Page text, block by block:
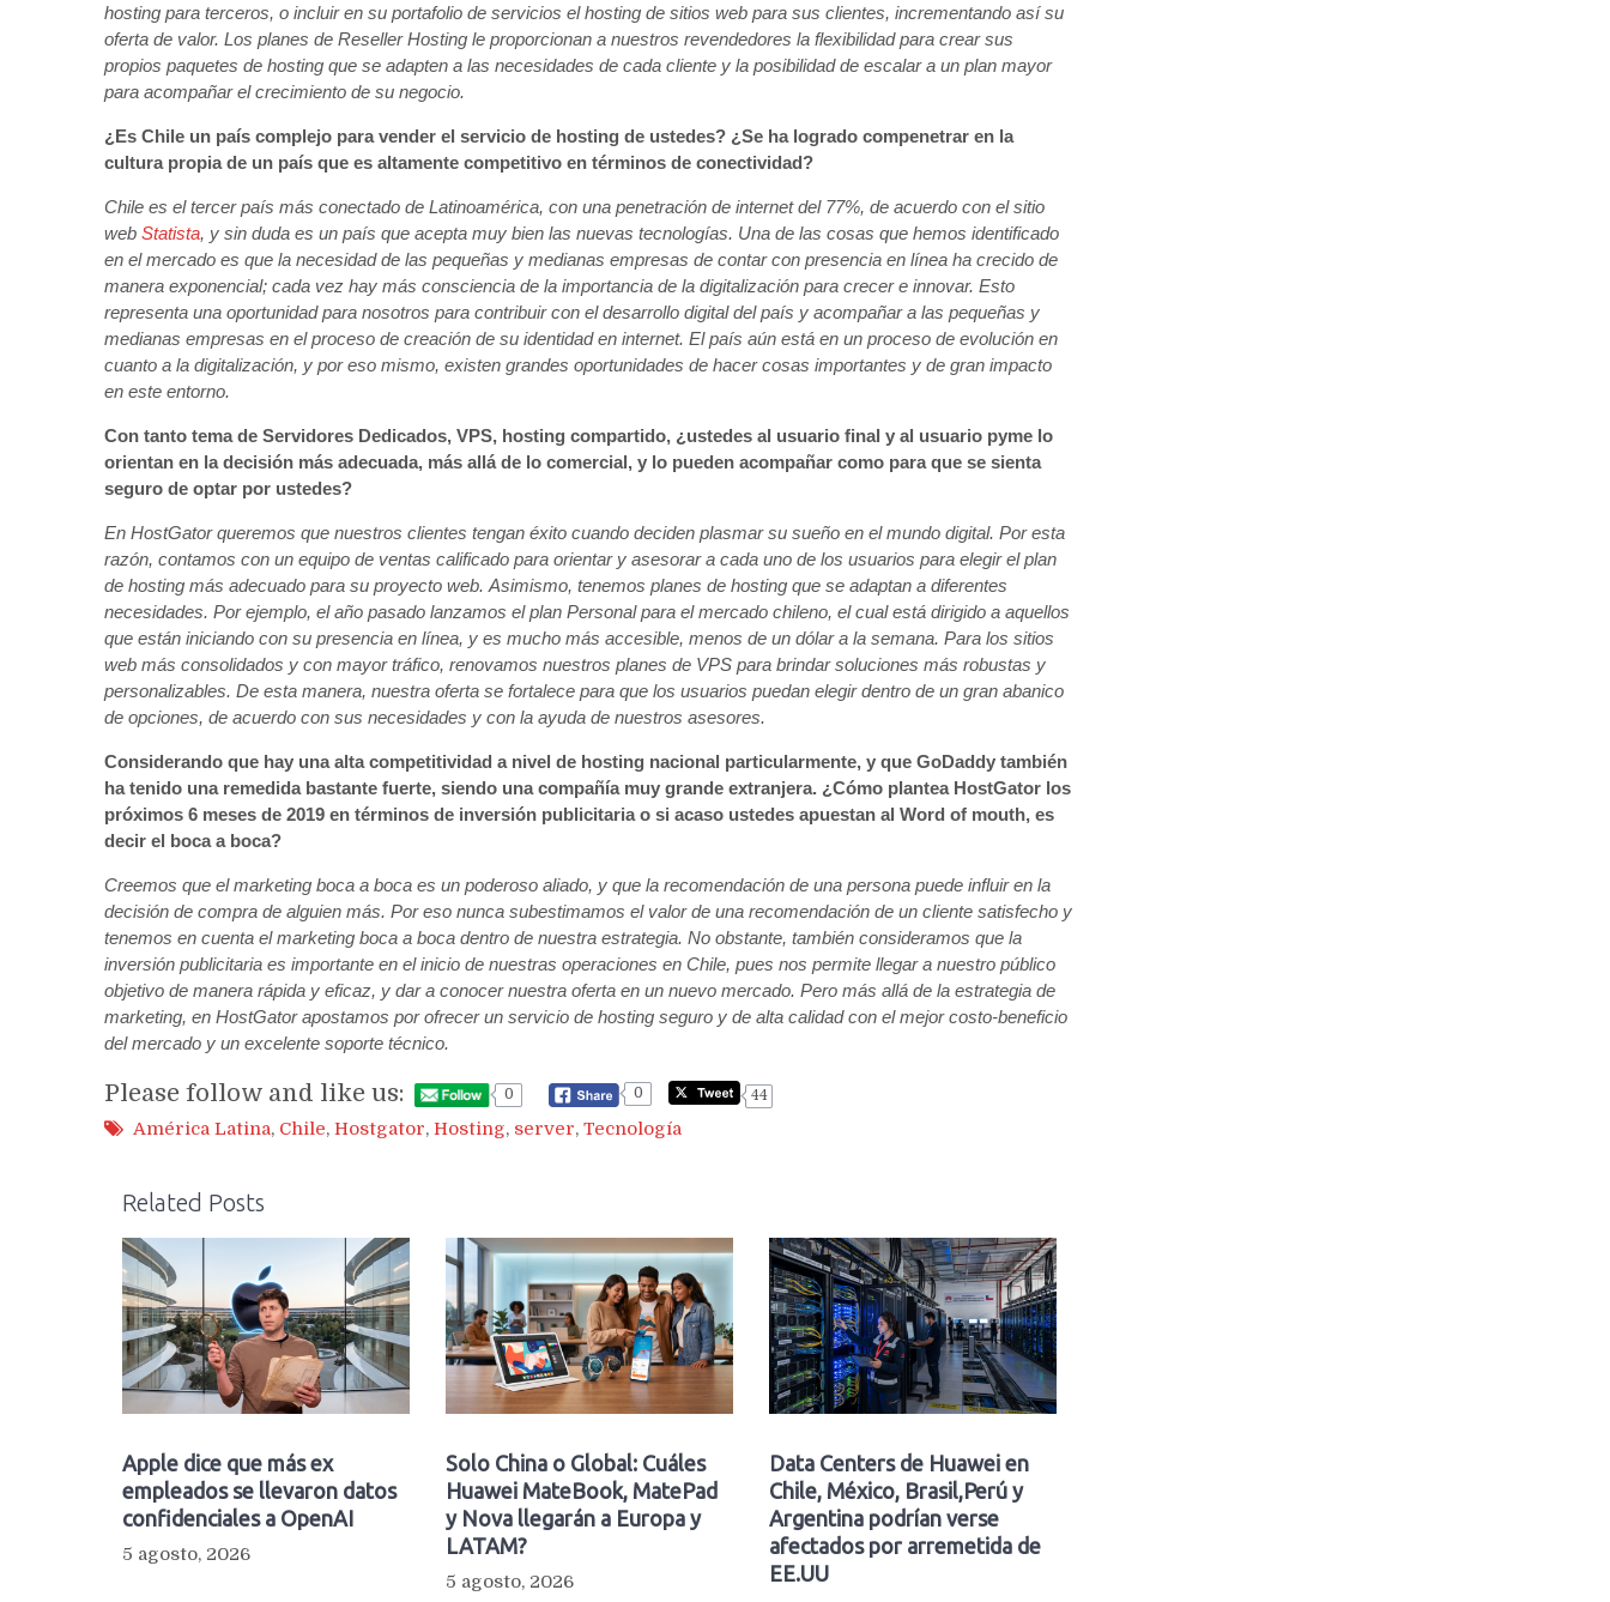
hosting para terceros, o incluir en su portafolio de servicios el hosting de sitios web para sus clientes, incrementando así su
oferta de valor. Los planes de Reseller Hosting le proporcionan a nuestros revendedores la flexibilidad para crear sus
propios paquetes de hosting que se adapten a las necesidades de cada cliente y la posibilidad de escalar a un plan mayor
para acompañar el crecimiento de su negocio.
¿Es Chile un país complejo para vender el servicio de hosting de ustedes? ¿Se ha logrado compenetrar en la
cultura propia de un país que es altamente competitivo en términos de conectividad?
Chile es el tercer país más conectado de Latinoamérica, con una penetración de internet del 77%, de acuerdo con el sitio
web Statista, y sin duda es un país que acepta muy bien las nuevas tecnologías. Una de las cosas que hemos identificado
en el mercado es que la necesidad de las pequeñas y medianas empresas de contar con presencia en línea ha crecido de
manera exponencial; cada vez hay más consciencia de la importancia de la digitalización para crecer e innovar. Esto
representa una oportunidad para nosotros para contribuir con el desarrollo digital del país y acompañar a las pequeñas y
medianas empresas en el proceso de creación de su identidad en internet. El país aún está en un proceso de evolución en
cuanto a la digitalización, y por eso mismo, existen grandes oportunidades de hacer cosas importantes y de gran impacto
en este entorno.
Con tanto tema de Servidores Dedicados, VPS, hosting compartido, ¿ustedes al usuario final y al usuario pyme lo
orientan en la decisión más adecuada, más allá de lo comercial, y lo pueden acompañar como para que se sienta
seguro de optar por ustedes?
En HostGator queremos que nuestros clientes tengan éxito cuando deciden plasmar su sueño en el mundo digital. Por esta
razón, contamos con un equipo de ventas calificado para orientar y asesorar a cada uno de los usuarios para elegir el plan
de hosting más adecuado para su proyecto web. Asimismo, tenemos planes de hosting que se adaptan a diferentes
necesidades. Por ejemplo, el año pasado lanzamos el plan Personal para el mercado chileno, el cual está dirigido a aquellos
que están iniciando con su presencia en línea, y es mucho más accesible, menos de un dólar a la semana. Para los sitios
web más consolidados y con mayor tráfico, renovamos nuestros planes de VPS para brindar soluciones más robustas y
personalizables. De esta manera, nuestra oferta se fortalece para que los usuarios puedan elegir dentro de un gran abanico
de opciones, de acuerdo con sus necesidades y con la ayuda de nuestros asesores.
Considerando que hay una alta competitividad a nivel de hosting nacional particularmente, y que GoDaddy también
ha tenido una remedida bastante fuerte, siendo una compañía muy grande extranjera. ¿Cómo plantea HostGator los
próximos 6 meses de 2019 en términos de inversión publicitaria o si acaso ustedes apuestan al Word of mouth, es
decir el boca a boca?
Creemos que el marketing boca a boca es un poderoso aliado, y que la recomendación de una persona puede influir en la
decisión de compra de alguien más. Por eso nunca subestimamos el valor de una recomendación de un cliente satisfecho y
tenemos en cuenta el marketing boca a boca dentro de nuestra estrategia. No obstante, también consideramos que la
inversión publicitaria es importante en el inicio de nuestras operaciones en Chile, pues nos permite llegar a nuestro público
objetivo de manera rápida y eficaz, y dar a conocer nuestra oferta en un nuevo mercado. Pero más allá de la estrategia de
marketing, en HostGator apostamos por ofrecer un servicio de hosting seguro y de alta calidad con el mejor costo-beneficio
del mercado y un excelente soporte técnico.
Please follow and like us: 0 0 44
América Latina, Chile, Hostgator, Hosting, server, Tecnología
Related Posts
Apple dice que más ex
empleados se llevaron datos
confidenciales a OpenAI
5 agosto, 2026
Solo China o Global: Cuáles
Huawei MateBook, MatePad
y Nova llegarán a Europa y
LATAM?
5 agosto, 2026
Data Centers de Huawei en
Chile, México, Brasil,Perú y
Argentina podrían verse
afectados por arremetida de
EE.UU